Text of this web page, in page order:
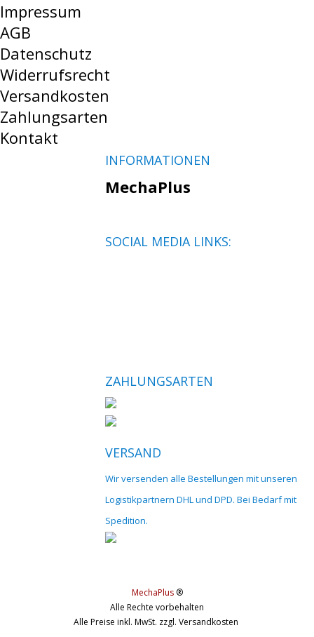
Impressum
AGB
Datenschutz
Widerrufsrecht
Versandkosten
Zahlungsarten
Kontakt
INFORMATIONEN
MechaPlus
SOCIAL MEDIA LINKS:
ZAHLUNGSARTEN
VERSAND
Wir versenden alle Bestellungen mit unseren
Logistikpartnern DHL und DPD. Bei Bedarf mit
Spedition.
MechaPlus ®
Alle Rechte vorbehalten
Alle Preise inkl. MwSt. zzgl. Versandkosten